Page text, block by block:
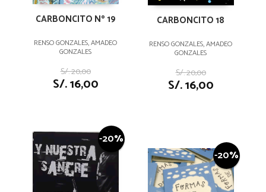
CARBONCITO Nº 19
RENSO GONZALES, AMADEO
GONZALES
S/. 20,00
S/. 16,00
CARBONCITO 18
RENSO GONZALES, AMADEO
GONZALES
S/. 20,00
S/. 16,00
-20%
-20%